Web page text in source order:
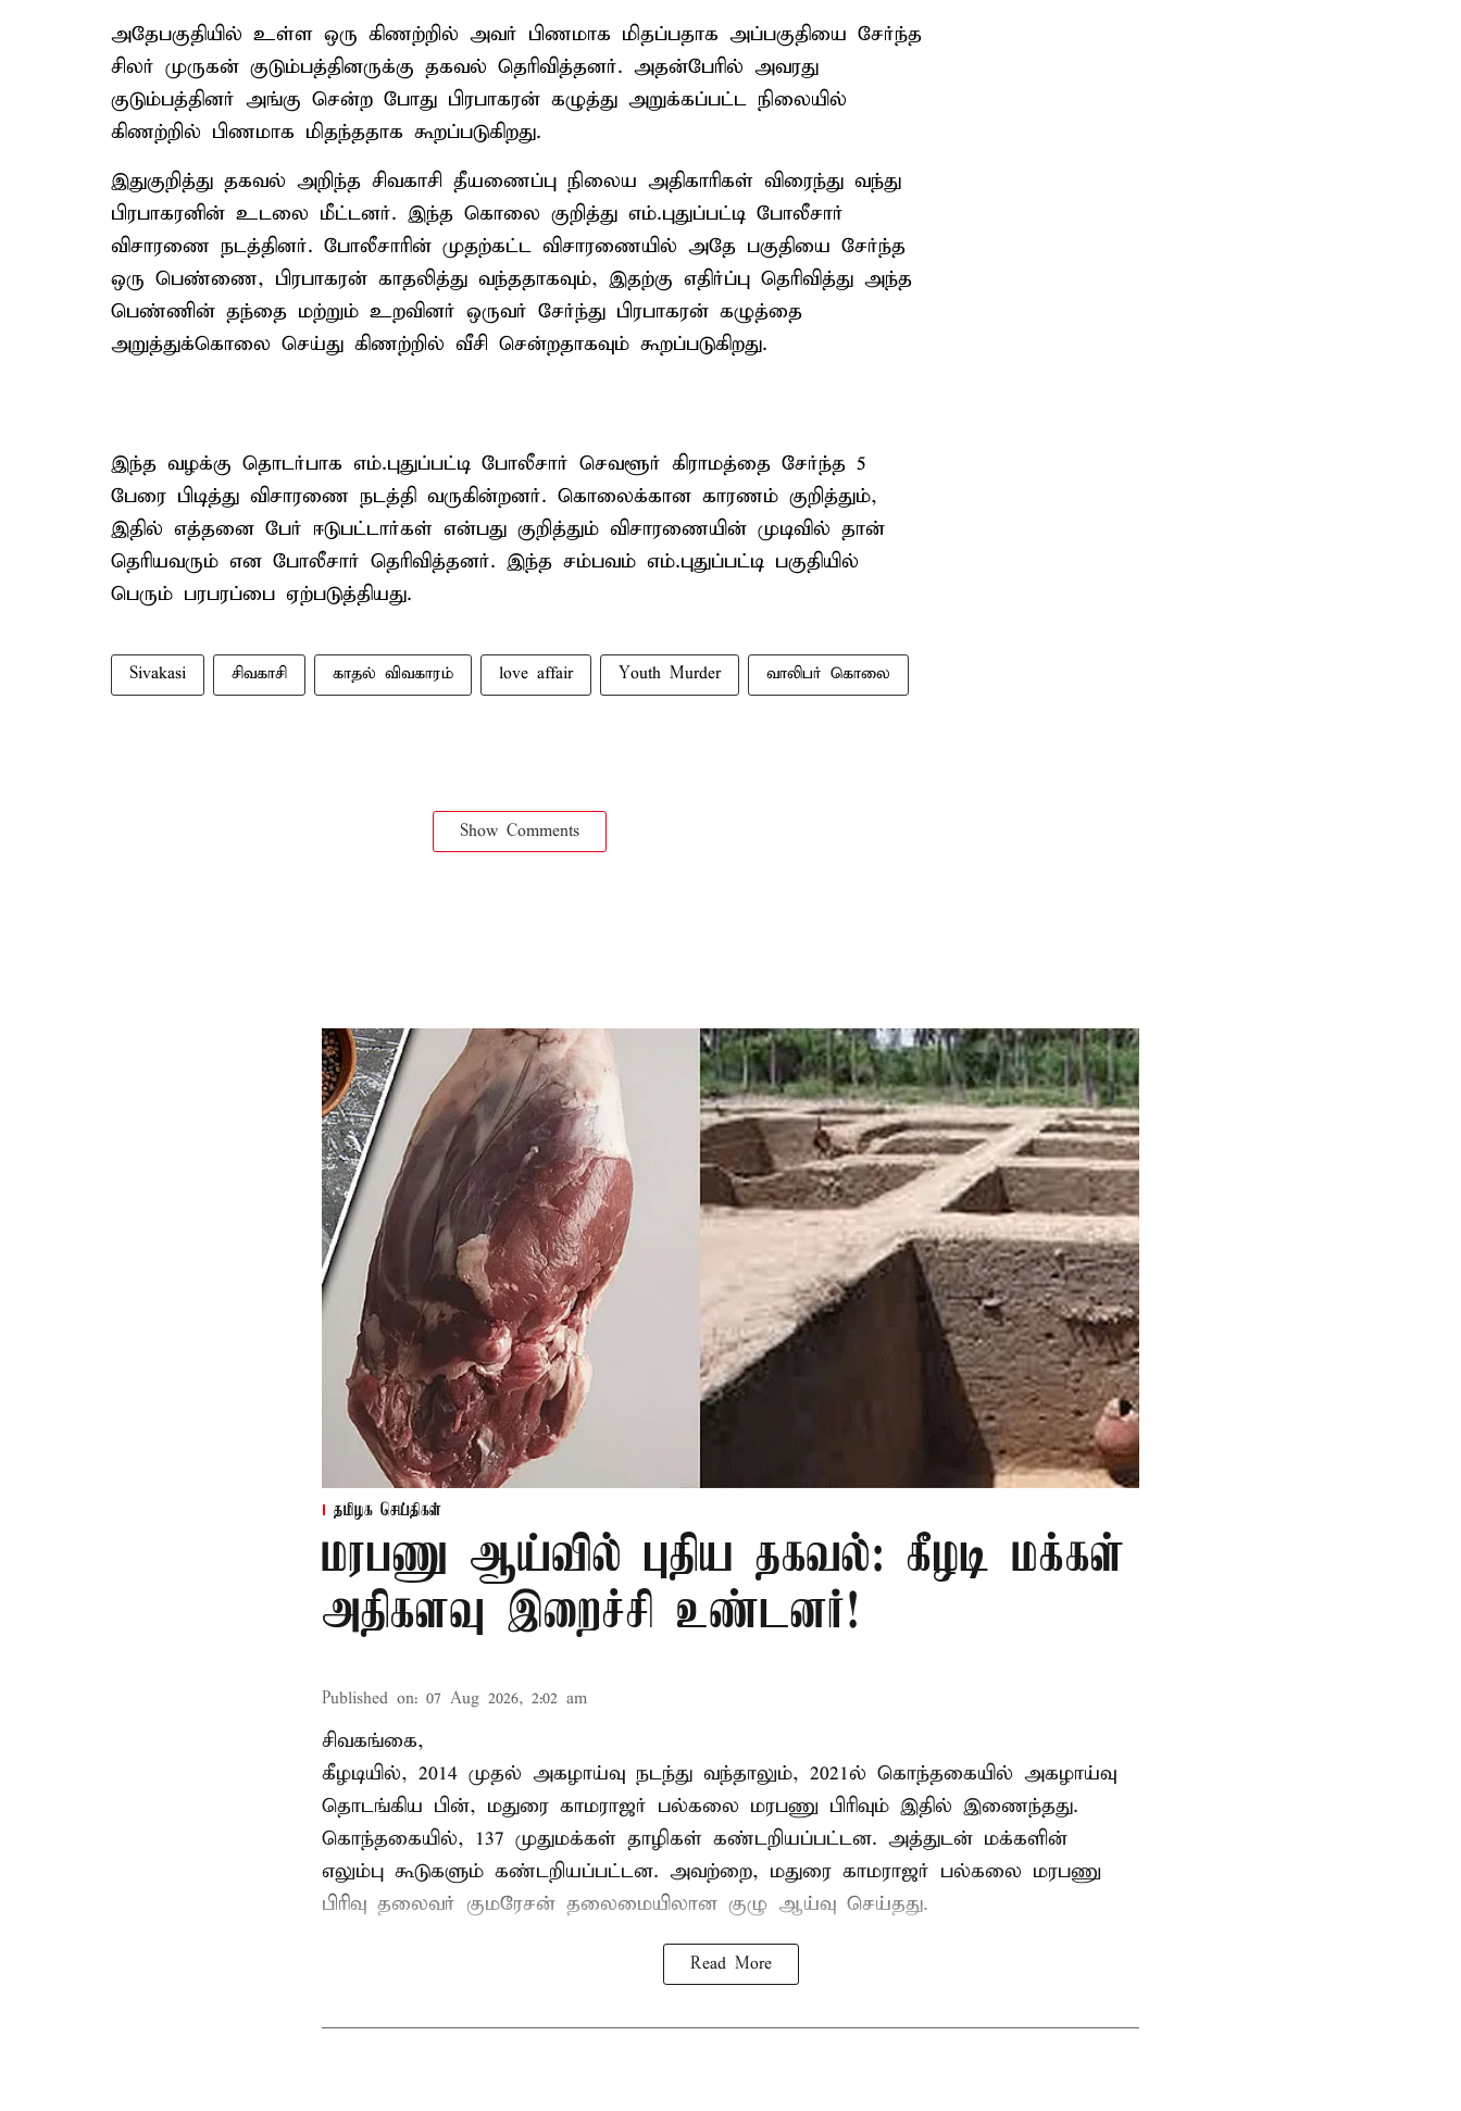
அதேபகுதியில் உள்ள ஒரு கிணற்றில் அவர் பிணமாக மிதப்பதாக அப்பகுதியை சேர்ந்த
சிலர் முருகன் குடும்பத்தினருக்கு தகவல் தெரிவித்தனர். அதன்பேரில் அவரது
குடும்பத்தினர் அங்கு சென்ற போது பிரபாகரன் கழுத்து அறுக்கப்பட்ட நிலையில்
கிணற்றில் பிணமாக மிதந்ததாக கூறப்படுகிறது.
இதுகுறித்து தகவல் அறிந்த சிவகாசி தீயணைப்பு நிலைய அதிகாரிகள் விரைந்து வந்து
பிரபாகரனின் உடலை மீட்டனர். இந்த கொலை குறித்து எம்.புதுப்பட்டி போலீசார்
விசாரணை நடத்தினர். போலீசாரின் முதற்கட்ட விசாரணையில் அதே பகுதியை சேர்ந்த
ஒரு பெண்ணை, பிரபாகரன் காதலித்து வந்ததாகவும், இதற்கு எதிர்ப்பு தெரிவித்து அந்த
பெண்ணின் தந்தை மற்றும் உறவினர் ஒருவர் சேர்ந்து பிரபாகரன் கழுத்தை
அறுத்துக்கொலை செய்து கிணற்றில் வீசி சென்றதாகவும் கூறப்படுகிறது.
இந்த வழக்கு தொடர்பாக எம்.புதுப்பட்டி போலீசார் செவளூர் கிராமத்தை சேர்ந்த 5
பேரை பிடித்து விசாரணை நடத்தி வருகின்றனர். கொலைக்கான காரணம் குறித்தும்,
இதில் எத்தனை பேர் ஈடுபட்டார்கள் என்பது குறித்தும் விசாரணையின் முடிவில் தான்
தெரியவரும் என போலீசார் தெரிவித்தனர். இந்த சம்பவம் எம்.புதுப்பட்டி பகுதியில்
பெரும் பரபரப்பை ஏற்படுத்தியது.
Sivakasi சிவகாசி காதல் விவகாரம் love affair Youth Murder வாலிபர் கொலை
Show Comments
தமிழக செய்திகள்
மரபணு ஆய்வில் புதிய தகவல்: கீழடி மக்கள்
அதிகளவு இறைச்சி உண்டனர்!
Published on: 07 Aug 2026, 2:02 am
சிவகங்கை,
கீழடியில், 2014 முதல் அகழாய்வு நடந்து வந்தாலும், 2021ல் கொந்தகையில் அகழாய்வு
தொடங்கிய பின், மதுரை காமராஜர் பல்கலை மரபணு பிரிவும் இதில் இணைந்தது.
கொந்தகையில், 137 முதுமக்கள் தாழிகள் கண்டறியப்பட்டன. அத்துடன் மக்களின்
எலும்பு கூடுகளும் கண்டறியப்பட்டன. அவற்றை, மதுரை காமராஜர் பல்கலை மரபணு
பிரிவு தலைவர் குமரேசன் தலைமையிலான குழு ஆய்வு செய்தது.
Read More